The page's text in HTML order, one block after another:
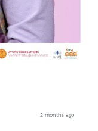
2 months ago